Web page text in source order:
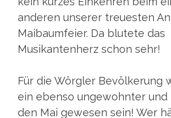
anderen unserer treuesten
Maibaumfeier. Da blutete das
Musikantenherz schon sehr!
Für die Wörgler Bevölkerung
ein ebenso ungewohnter
den Mai gewesen sein! Wer